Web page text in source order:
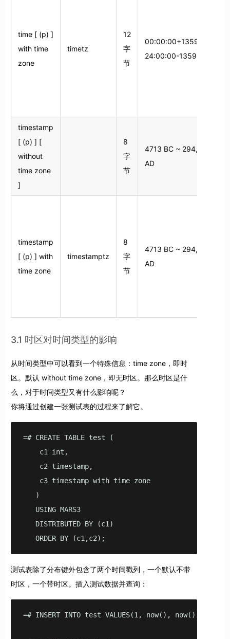
time [ (p) ]
with time
zone
timetz
12
字
节
00:00:00+1359 ~
24:00:00-1359
timestamp
[ (p) ] [
without
time zone
]
8
字
节
4713 BC ~ 294,277
AD
timestamp
[ (p) ] with
time zone
timestamptz
8
字
节
4713 BC ~ 294,277
AD
3.1 时区对时间类型的影响
从时间类型中可以看到一个特殊信息：time zone，即时
区。默认 without time zone，即无时区。那么时区是什
么，对于时间类型又有什么影响呢？
你将通过创建一张测试表的过程来了解它。
=# CREATE TABLE test (
    c1 int,
    c2 timestamp,
    c3 timestamp with time zone
   )
   USING MARS3
   DISTRIBUTED BY (c1)
   ORDER BY (c1,c2);
测试表除了分布键外包含了两个时间戳列，一个默认不带
时区，一个带时区。插入测试数据并查询：
=# INSERT INTO test VALUES(1, now(), now());